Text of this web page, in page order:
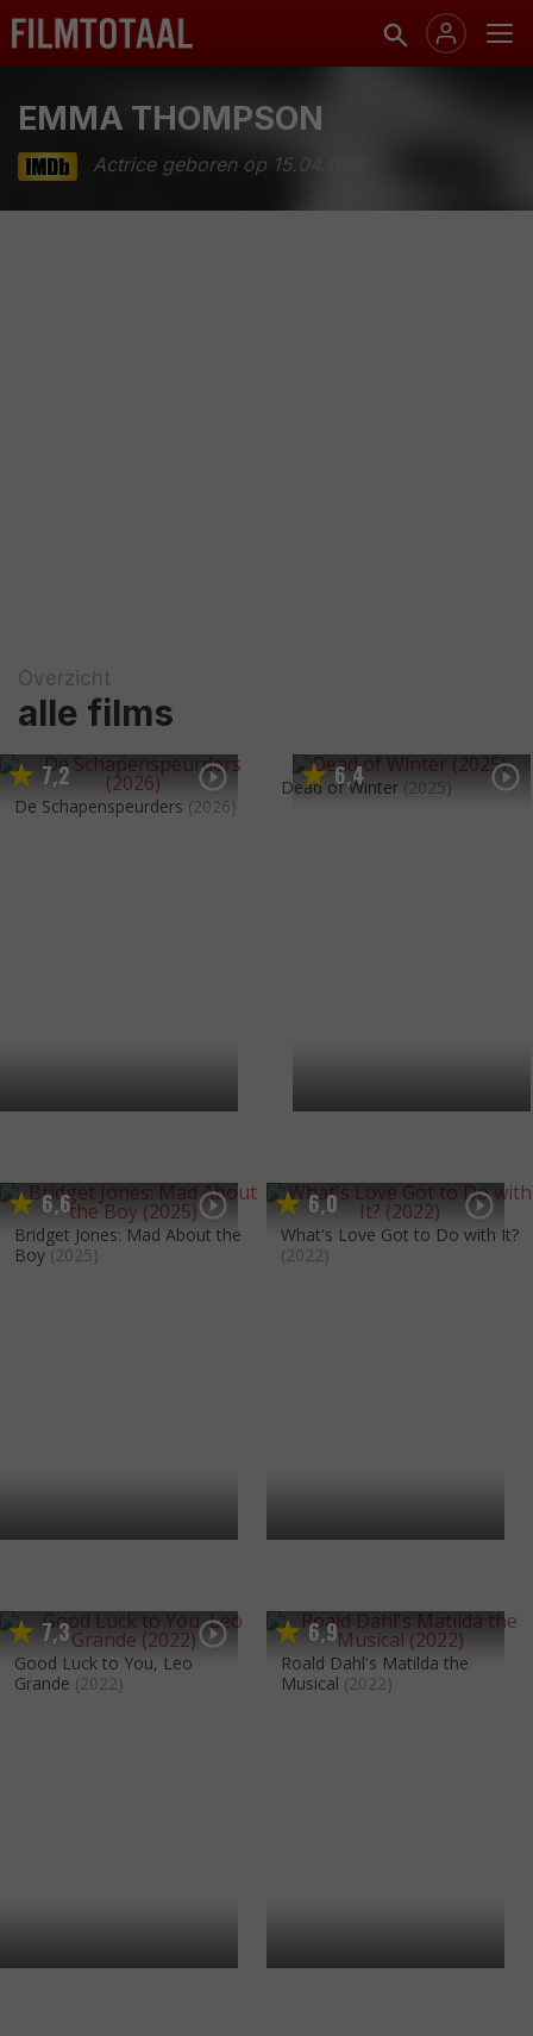
EMMA THOMPSON
Actrice geboren op 15.04.1959
Overzicht
alle films
7,2
De Schapenspeurders (2026)
6,4
Dead of Winter (2025)
6,6
Bridget Jones: Mad About the
Boy (2025)
6,0
What's Love Got to Do with It?
(2022)
7,3
Good Luck to You, Leo
Grande (2022)
6,9
Roald Dahl's Matilda the
Musical (2022)